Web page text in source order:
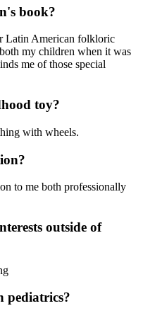
book?
Latin American folkloric
my children when it was
me of those special
toy?
with wheels.
to me both professionally
outside of
pediatrics?